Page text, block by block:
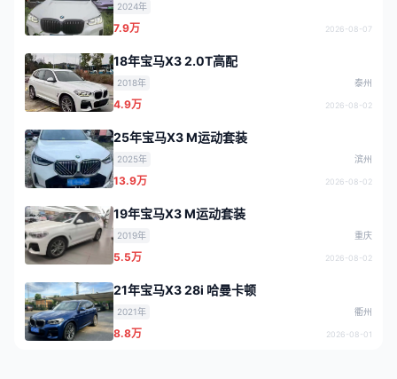
2024年
7.9万 2026-08-07
18年宝马X3 2.0T高配
2018年 泰州
4.9万 2026-08-02
25年宝马X3 M运动套装
2025年 滨州
13.9万 2026-08-02
19年宝马X3 M运动套装
2019年 重庆
5.5万 2026-08-02
21年宝马X3 28i 哈曼卡顿
2021年 衢州
8.8万 2026-08-01